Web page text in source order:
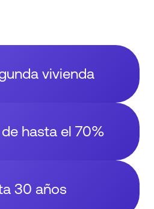
vivienda
hasta el 70%
30 años